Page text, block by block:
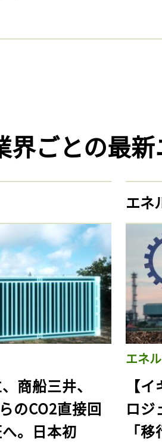
界ごとの最
商船三井、
のCO2直接回
。日本初
エネ
エネ
【
ロジ
「